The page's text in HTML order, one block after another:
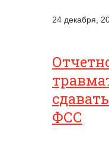
24 декабря,
ФСС